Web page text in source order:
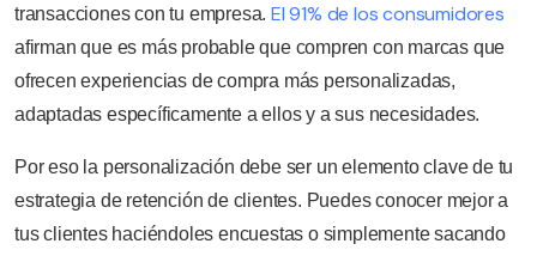
transacciones con tu empresa.El 91% de los consumidores
afirman que es más probable que compren con marcas que
ofrecen experiencias de compra más personalizadas,
adaptadas específicamente a ellos y a sus necesidades.
Por eso la personalización debe ser un elemento clave de tu
estrategia de retención de clientes. Puedes conocer mejor a
tus clientes haciéndoles encuestas o simplemente sacando